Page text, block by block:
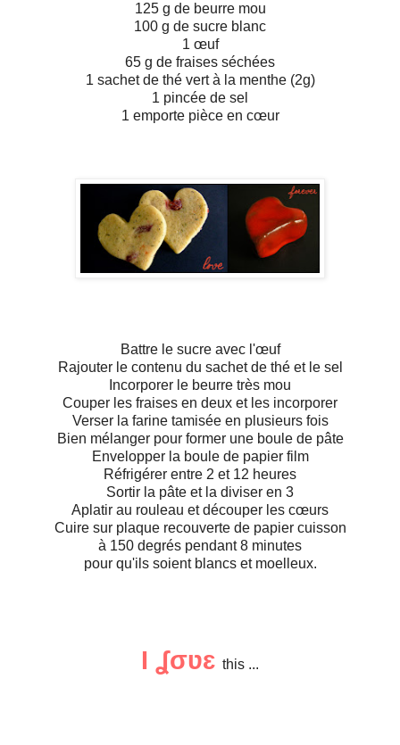
125 g de beurre mou
100 g de sucre blanc
1 œuf
65 g de fraises séchées
1 sachet de thé vert à la menthe (2g)
1 pincée de sel
1 emporte pièce en cœur
Battre le sucre avec l'œuf
Rajouter le contenu du sachet de thé et le sel
Incorporer le beurre très mou
Couper les fraises en deux et les incorporer
Verser la farine tamisée en plusieurs fois
Bien mélanger pour former une boule de pâte
Envelopper la boule de papier film
Réfrigérer entre 2 et 12 heures
Sortir la pâte et la diviser en 3
Aplatir au rouleau et découper les cœurs
Cuire sur plaque recouverte de papier cuisson
à 150 degrés pendant 8 minutes
pour qu'ils soient blancs et moelleux.
I ʆσʋɛ this ...